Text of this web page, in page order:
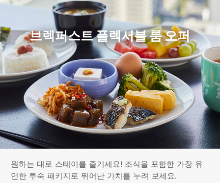
브렉퍼스트 플렉서블 룸 오퍼
원하는 대로 스테이를 즐기세요! 조식을 포함한 가장 유
연한 투숙 패키지로 뛰어난 가치를 누려 보세요.